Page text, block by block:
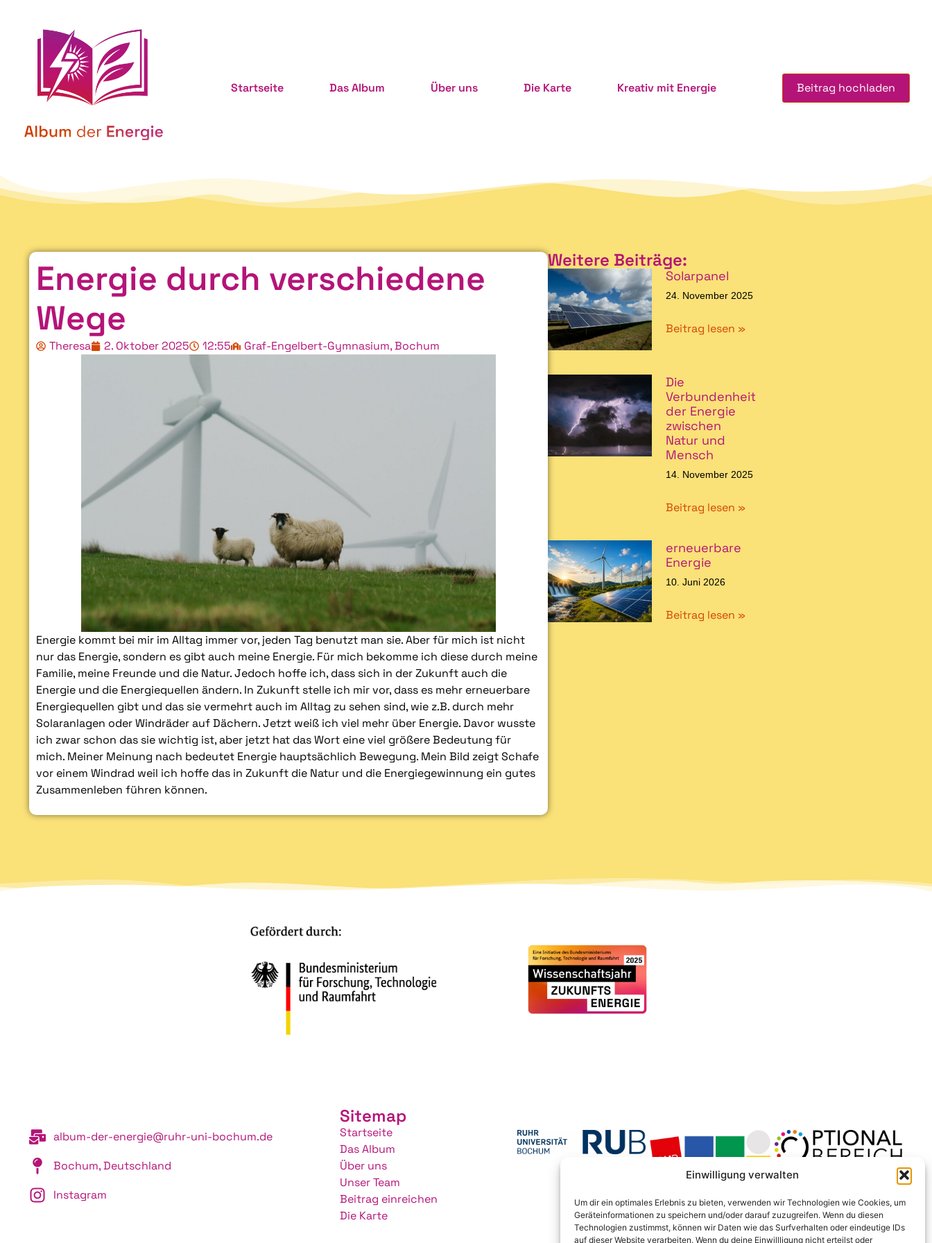
Einwilligung verwalten
Um dir ein optimales Erlebnis zu bieten, verwenden wir Technologien wie Cookies, um
Geräteinformationen zu speichern und/oder darauf zuzugreifen. Wenn du diesen
Technologien zustimmst, können wir Daten wie das Surfverhalten oder eindeutige IDs
auf dieser Website verarbeiten. Wenn du deine Einwillligung nicht erteilst oder
Startseite Das Album Über uns Die Karte Kreativ mit Energie Beitrag hochladen
Energie durch verschiedene
Wege
Theresa 2. Oktober 2025 12:55 Graf-Engelbert-Gymnasium, Bochum
Energie kommt bei mir im Alltag immer vor, jeden Tag benutzt man sie. Aber für mich ist nicht
nur das Energie, sondern es gibt auch meine Energie. Für mich bekomme ich diese durch meine
Familie, meine Freunde und die Natur. Jedoch hoffe ich, dass sich in der Zukunft auch die
Energie und die Energiequellen ändern. In Zukunft stelle ich mir vor, dass es mehr erneuerbare
Energiequellen gibt und das sie vermehrt auch im Alltag zu sehen sind, wie z.B. durch mehr
Solaranlagen oder Windräder auf Dächern. Jetzt weiß ich viel mehr über Energie. Davor wusste
ich zwar schon das sie wichtig ist, aber jetzt hat das Wort eine viel größere Bedeutung für
mich. Meiner Meinung nach bedeutet Energie hauptsächlich Bewegung. Mein Bild zeigt Schafe
vor einem Windrad weil ich hoffe das in Zukunft die Natur und die Energiegewinnung ein gutes
Zusammenleben führen können.
Weitere Beiträge:
Solarpanel
24. November 2025
Beitrag lesen »
Die
Verbundenheit
der Energie
zwischen
Natur und
Mensch
14. November 2025
Beitrag lesen »
erneuerbare
Energie
10. Juni 2026
Beitrag lesen »
album-der-energie@ruhr-uni-bochum.de
Bochum, Deutschland
Instagram
Sitemap
Startseite
Das Album
Über uns
Unser Team
Beitrag einreichen
Die Karte